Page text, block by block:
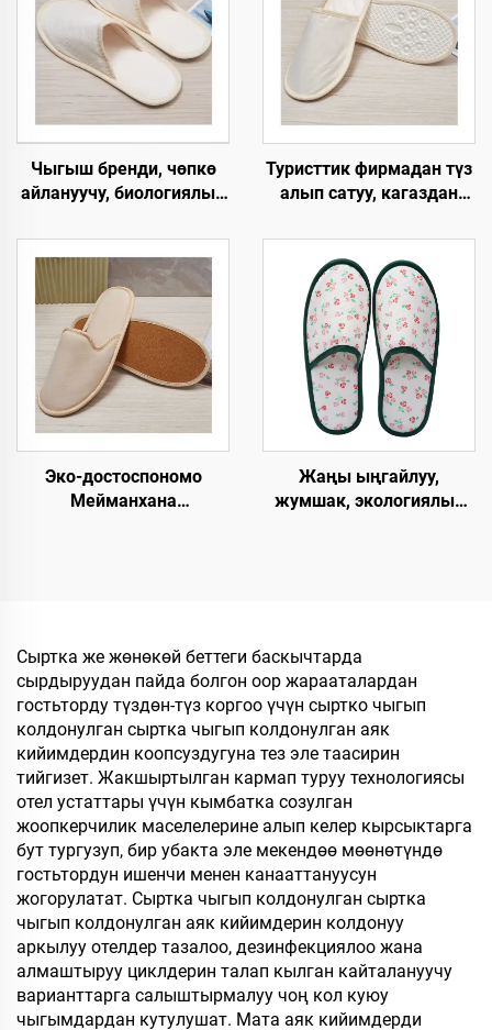
Чыгыш бренди, чөпкө
айлануучу, биологиялык
мейманхана жана SPA
панчыгы, жабык баштуу,
кагаздан түзүлгөн табан,
колдонулгандан кийин
чөпкө айлануучу,
авиакомпаниялар үчүн
панчык
Туристтик фирмадан түз
алып сатуу, кагаздан
экологияга жардамдуу
SPA панчыгы,
өзгөртүлгөн логотип
менен, колдонулгандан
кийин чөпкө айлануучу
мейманхана панчыгы
Эко-достоспономо
Мейманхана
Чашмалары Сатууга
Жаңы ыңгайлуу,
жумшак, экологиялык
үчүн жумшалакча
Сыртка же жөнөкөй беттеги баскычтарда
сырдыруудан пайда болгон оор жарааталардан
гостьторду түздөн-түз коргоо үчүн сыртко чыгып
колдонулган сыртка чыгып колдонулган аяк
кийимдердин коопсуздугуна тез эле таасирин
тийгизет. Жакшыртылган кармап туруу технологиясы
отел устаттары үчүн кымбатка созулган
жоопкерчилик маселелерине алып келер кырсыктарга
бут тургузуп, бир убакта эле мекендөө мөөнөтүндө
гостьтордун ишенчи менен канааттануусун
жогорулатат. Сыртка чыгып колдонулган сыртка
чыгып колдонулган аяк кийимдерин колдонуу
аркылуу отелдер тазалоо, дезинфекциялоо жана
алмаштыруу циклдерин талап кылган кайталануучу
варианттарга салыштырмалуу чоң кол куюу
чыгымдардан кутулушат. Мата аяк кийимдерди